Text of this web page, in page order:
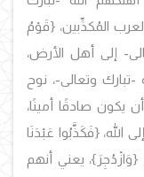
المُكذِّبين، {قَوْمُ
إلى أهل الأرض،
-تبارك وتعالى-، نوح
يكون صادقًا أمينًا،
الله، {فَكَذَّبُوا عَبْدَنَا
يعني أنهم